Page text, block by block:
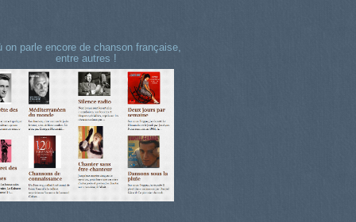
on parle encore de chanson française,
entre autres !